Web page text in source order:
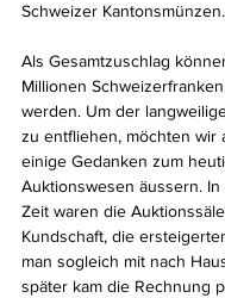
Schweizer Kantonsmünzen.
Als Gesamtzuschlag
Millionen
werden. Um der
zu entfliehen, möchten wir
einige Gedanken zum
Auktionswesen äussern.
Zeit waren die
Kundschaft, die
man sogleich mit nach
später kam die Rechnung